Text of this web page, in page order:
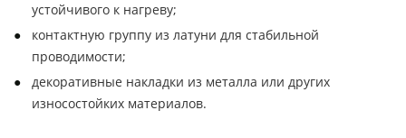
устойчивого к нагреву;
контактную группу из латуни для стабильной
проводимости;
декоративные накладки из металла или других
износостойких материалов.